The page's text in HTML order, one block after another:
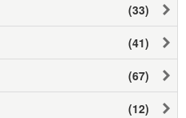
(33)
(41)
(67)
(12)